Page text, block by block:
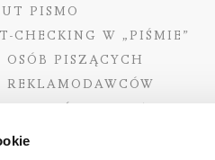
PISMO
CHECKING W „PIŚMIE”
OSÓB PISZĄCYCH
REKLAMODAWCÓW